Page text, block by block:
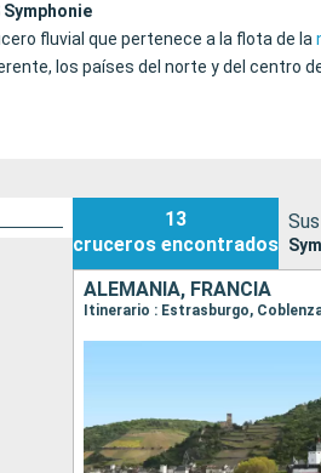
fluvial que pertenece a la flota de la
los países del norte y del centro de
13
cruceros encontrados
ALEMANIA, FRANCIA
Itinerario : Estrasburgo,